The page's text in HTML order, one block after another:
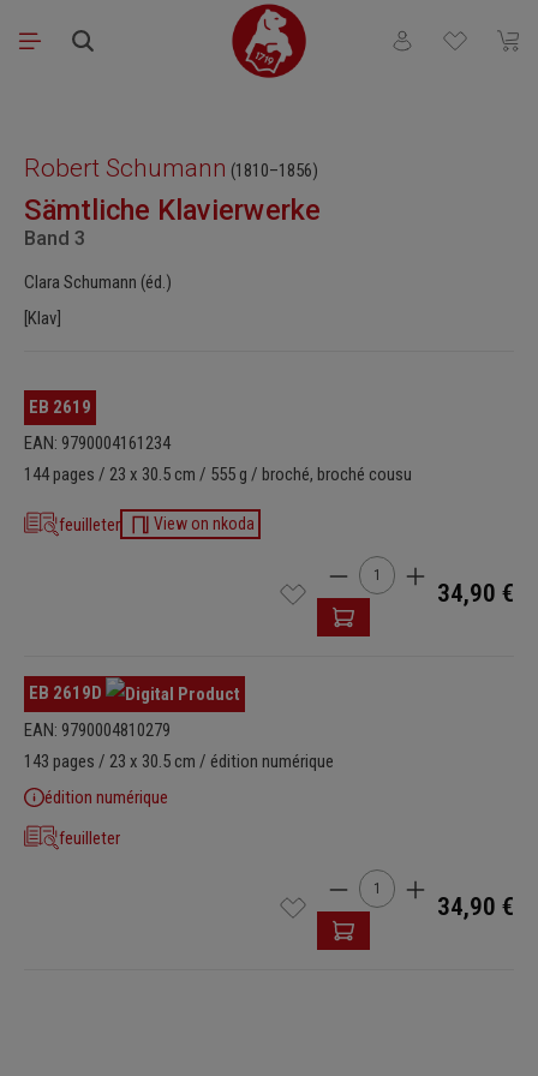
Passer au contenu principal
Vous avez 0Le
Robert Schumann (1810–1856)
Sämtliche Klavierwerke
Band 3
Clara Schumann (éd.)
[Klav]
EB 2619
EAN: 9790004161234
144 pages / 23 x 30.5 cm / 555 g / broché, broché cousu
feuilleter View on nkoda
Quantité de produit :
34,90 €
EB 2619D
EAN: 9790004810279
143 pages / 23 x 30.5 cm / édition numérique
édition numérique
feuilleter
Quantité de produit :
34,90 €